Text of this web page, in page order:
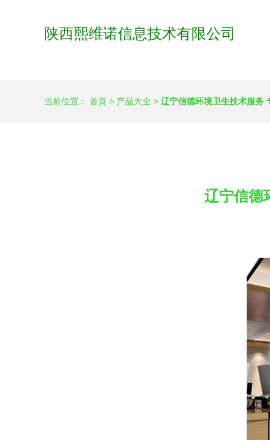
陕西熙维诺信息技术有限公司
当前位置： 首页 > 产品大全 > 辽宁信德环境卫生技术服务
辽宁信德